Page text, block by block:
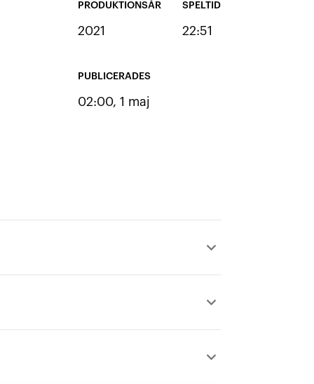
PRODUKTIONSÅR
2021
PUBLICERADES
02:00, 1 maj
SPELTID
22:51
keyboard_arrow_up
keyboard_arrow_up
keyboard_arrow_up